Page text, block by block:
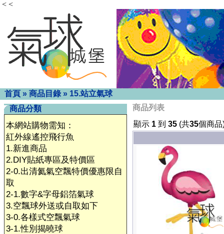
< <
首頁 » 商品目錄 » 15.站立氣球
商品分類
本網站購物需知：
紅外線遙控飛行魚
1.新進商品
2.DIY貼紙專區及特價區
2-0.出清氦氣空飄特價優惠限自
取
2-1.數字&字母鋁箔氣球
3.空飄球外送或自取如下
3-0.各樣式空飄氣球
3-1.性別揭曉球
商品列表
顯示 1 到 35 (共35個商品